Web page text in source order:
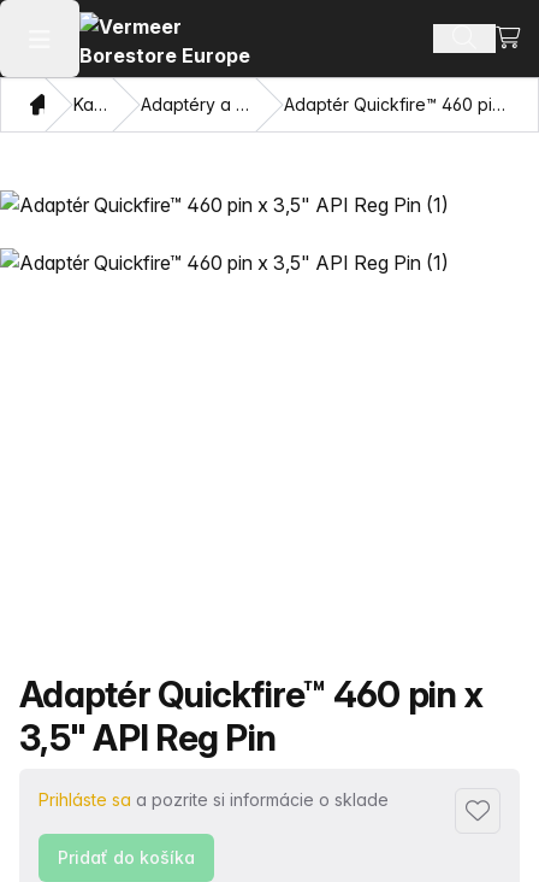
Otvoriť hlavné menu Hľadať
DomovKatalóg Adaptéry a ťahacie oči Adaptér Quickfire™ 460 pin x 3,5" API Reg Pin
Názov produktu
Adaptér Quickfire™ 460 pin x
3,5" API Reg Pin
Prihláste sa a pozrite si informácie o sklade
Pridať
Pridať do košíka